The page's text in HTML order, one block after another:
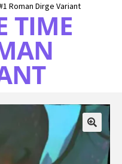
Roman Dirge Variant
TIME